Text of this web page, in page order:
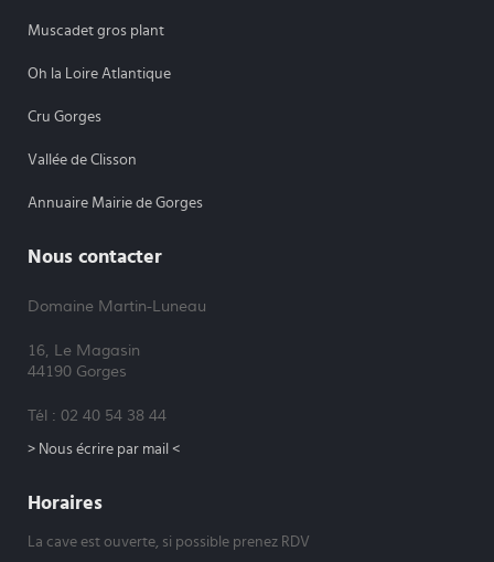
Muscadet gros plant
Oh la Loire Atlantique
Cru Gorges
Vallée de Clisson
Annuaire Mairie de Gorges
Nous contacter
Domaine Martin-Luneau
16, Le Magasin
44190 Gorges
Tél : 02 40 54 38 44
> Nous écrire par mail <
Horaires
La cave est ouverte, si possible prenez RDV